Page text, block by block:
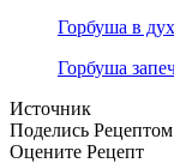
Горбуша в
Горбуша
Источник
Поделись
Оцените Рецепт